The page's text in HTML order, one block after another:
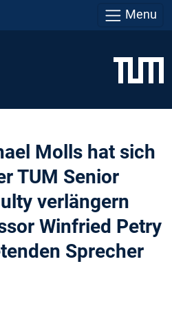
Menu
Molls hat sich
TUM Senior
verlängern
Winfried Petry
Sprecher